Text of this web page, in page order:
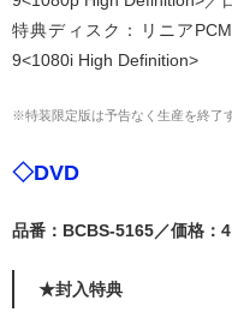
特典ディスク：リニア
9<1080i High Definition>
※特装限定版は予告なく生産を終了
◇DVD
品番：BCBS-5165／価格：
★封入特典